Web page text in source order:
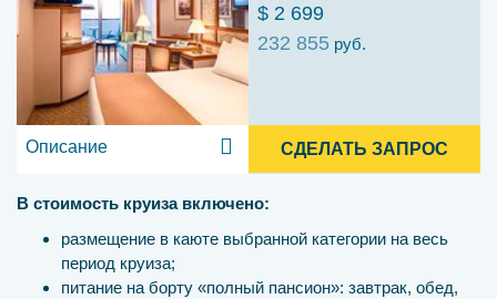
$ 2 699
232 855 руб.
Описание СДЕЛАТЬ ЗАПРОС
В стоимость круиза включено:
размещение в каюте выбранной категории на весь
период круиза;
питание на борту «полный пансион»: завтрак, обед,